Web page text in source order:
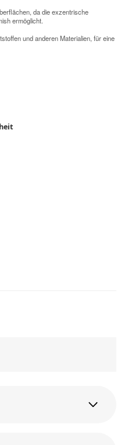
da die exzentrische
ermöglicht.
und anderen Materialien, für eine